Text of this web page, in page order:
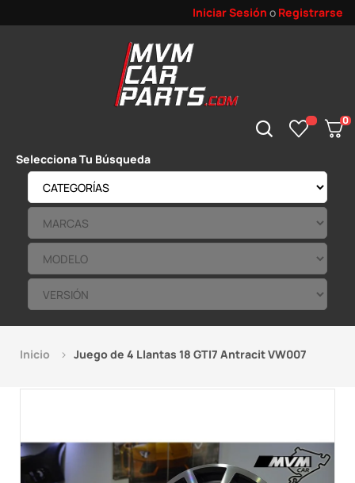
Iniciar Sesión o Registrarse
0
Selecciona Tu Búsqueda
Inicio Juego de 4 Llantas 18 GTI7 Antracit VW007